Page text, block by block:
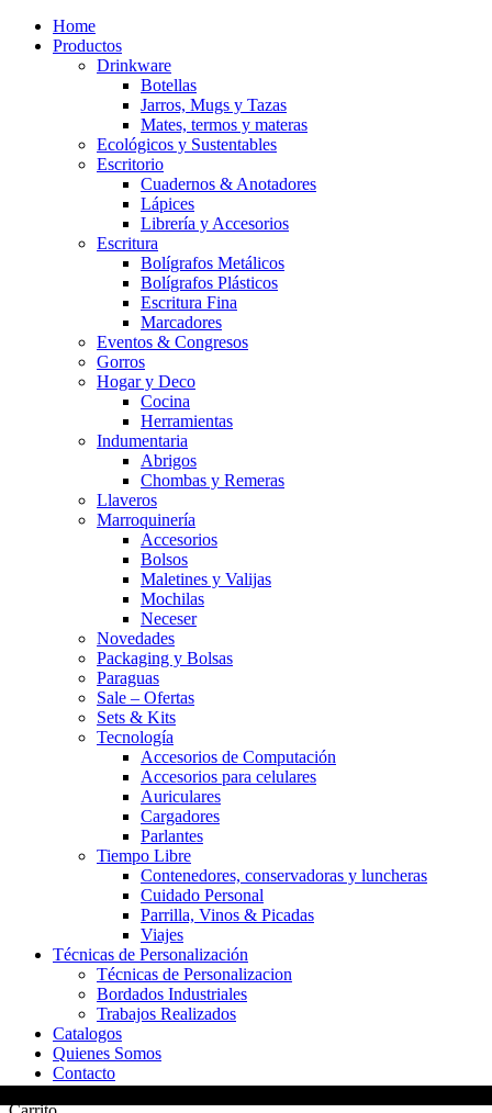
Home
Productos
Drinkware
Botellas
Jarros, Mugs y Tazas
Mates, termos y materas
Ecológicos y Sustentables
Escritorio
Cuadernos & Anotadores
Lápices
Librería y Accesorios
Escritura
Bolígrafos Metálicos
Bolígrafos Plásticos
Escritura Fina
Marcadores
Eventos & Congresos
Gorros
Hogar y Deco
Cocina
Herramientas
Indumentaria
Abrigos
Chombas y Remeras
Llaveros
Marroquinería
Accesorios
Bolsos
Maletines y Valijas
Mochilas
Neceser
Novedades
Packaging y Bolsas
Paraguas
Sale – Ofertas
Sets & Kits
Tecnología
Accesorios de Computación
Accesorios para celulares
Auriculares
Cargadores
Parlantes
Tiempo Libre
Contenedores, conservadoras y luncheras
Cuidado Personal
Parrilla, Vinos & Picadas
Viajes
Técnicas de Personalización
Técnicas de Personalizacion
Bordados Industriales
Trabajos Realizados
Catalogos
Quienes Somos
Contacto